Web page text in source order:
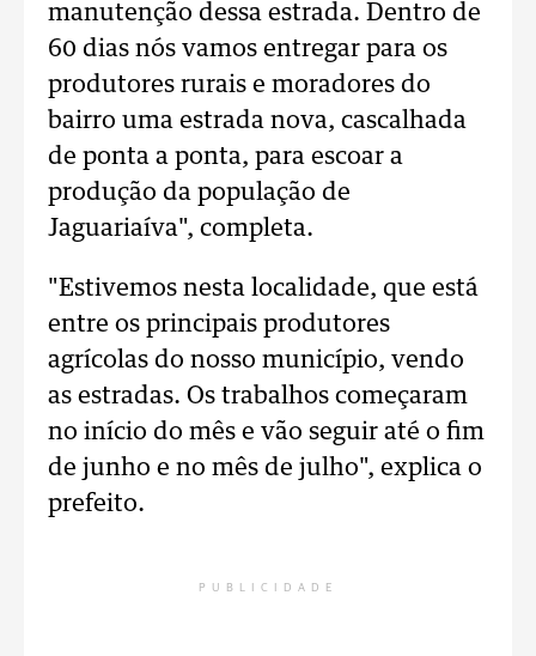
manutenção dessa estrada. Dentro de
60 dias nós vamos entregar para os
produtores rurais e moradores do
bairro uma estrada nova, cascalhada
de ponta a ponta, para escoar a
produção da população de
Jaguariaíva", completa.
"Estivemos nesta localidade, que está
entre os principais produtores
agrícolas do nosso município, vendo
as estradas. Os trabalhos começaram
no início do mês e vão seguir até o fim
de junho e no mês de julho", explica o
prefeito.
PUBLICIDADE